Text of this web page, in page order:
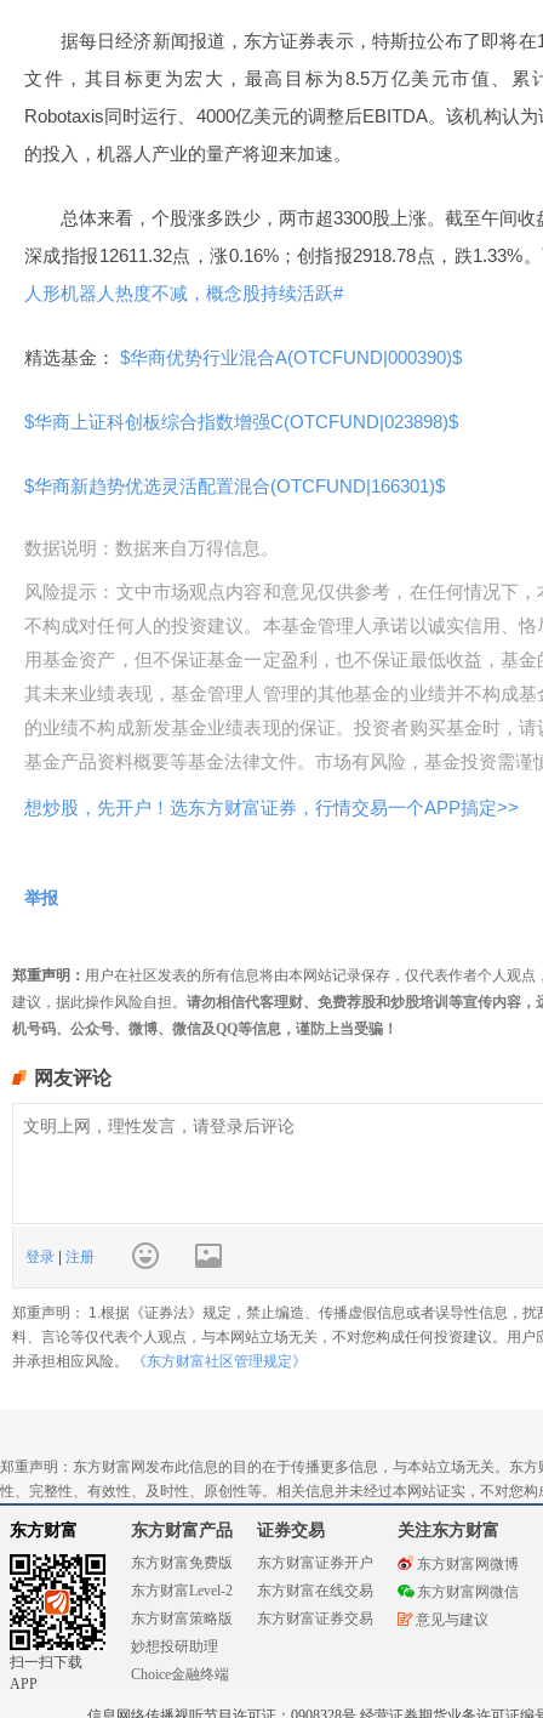
据每日经济新闻报道，东方证券表示，特斯拉公布了即将
文件，其目标更为宏大，最高目标为8.5万亿美元市值、累
Robotaxis同时运行、4000亿美元的调整后EBITDA。该机构认
的投入，机器人产业的量产将迎来加速。
总体来看，个股涨多跌少，两市超3300股上涨。截至午间
深成指报12611.32点，涨0.16%；创指报2918.78点，跌1.33%
人形机器人热度不减，概念股持续活跃#
精选基金： $华商优势行业混合A(OTCFUND|000390)$
$华商上证科创板综合指数增强C(OTCFUND|023898)$
$华商新趋势优选灵活配置混合(OTCFUND|166301)$
数据说明：数据来自万得信息。
风险提示：文中市场观点内容和意见仅供参考，在任何情况下
不构成对任何人的投资建议。本基金管理人承诺以诚实信用、
用基金资产，但不保证基金一定盈利，也不保证最低收益，基
其未来业绩表现，基金管理人管理的其他基金的业绩并不构成
的业绩不构成新发基金业绩表现的保证。投资者购买基金时，
基金产品资料概要等基金法律文件。市场有风险，基金投资需谨
想炒股，先开户！选东方财富证券，行情交易一个APP搞定>>
举报
郑重声明： 用户在社区发表的所有信息将由本网站记录保存，仅代表作者个人观
建议，据此操作风险自担。 请勿相信代客理财、免费荐股和炒股培训等宣传内容
机号码、公众号、微博、微信及QQ等信息，谨防上当受骗！
网友评论
登录 注册
郑重声明： 1.根据《证券法》规定，禁止编造、传播虚假信息或者误导性信息，
料、言论等仅代表个人观点，与本网站立场无关，不对您构成任何投资建议。用
并承担相应风险。
《东方财富社区管理规定》
郑重声明：东方财富网发布此信息的目的在于传播更多信息，与本站立场无关。东
性、完整性、有效性、及时性、原创性等。相关信息并未经过本网站证实，不对您
东方财富
扫一扫下载
APP
东方财富产品
东方财富免费版
东方财富Level-2
东方财富策略版
妙想投研助理
Choice金融终端
证券交易
东方财富证券开户
东方财富在线交易
东方财富证券交易
关注东方财富
东方财富网微博
东方财富网微信
意见与建议